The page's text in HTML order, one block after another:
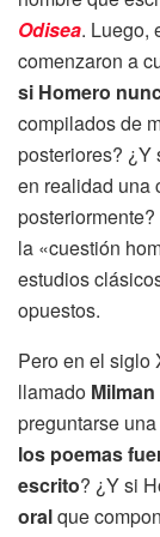
Odisea. Luego,
comenzaron a
si Homero
compilados de
posteriores? ¿Y
en realidad una
la «cuestión
estudios
opuestos.
Pero en el siglo
llamado
preguntarse
los poemas
escrito? ¿Y si
oralque